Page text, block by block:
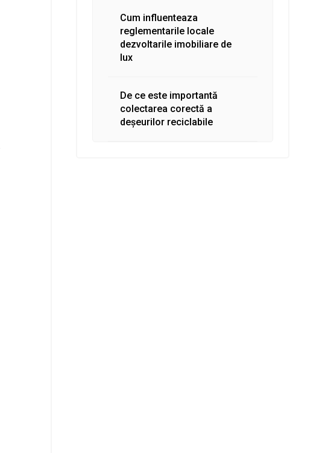
Cum influenteaza
reglementarile locale
dezvoltarile imobiliare de
lux
De ce este importantă
colectarea corectă a
deșeurilor reciclabile